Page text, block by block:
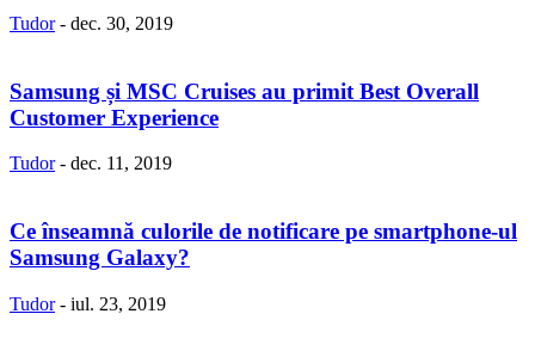
Tudor - dec. 30, 2019
Samsung și MSC Cruises au primit Best Overall
Customer Experience
Tudor - dec. 11, 2019
Ce înseamnă culorile de notificare pe smartphone-ul
Samsung Galaxy?
Tudor - iul. 23, 2019